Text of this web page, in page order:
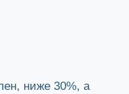
ниже 30%, а